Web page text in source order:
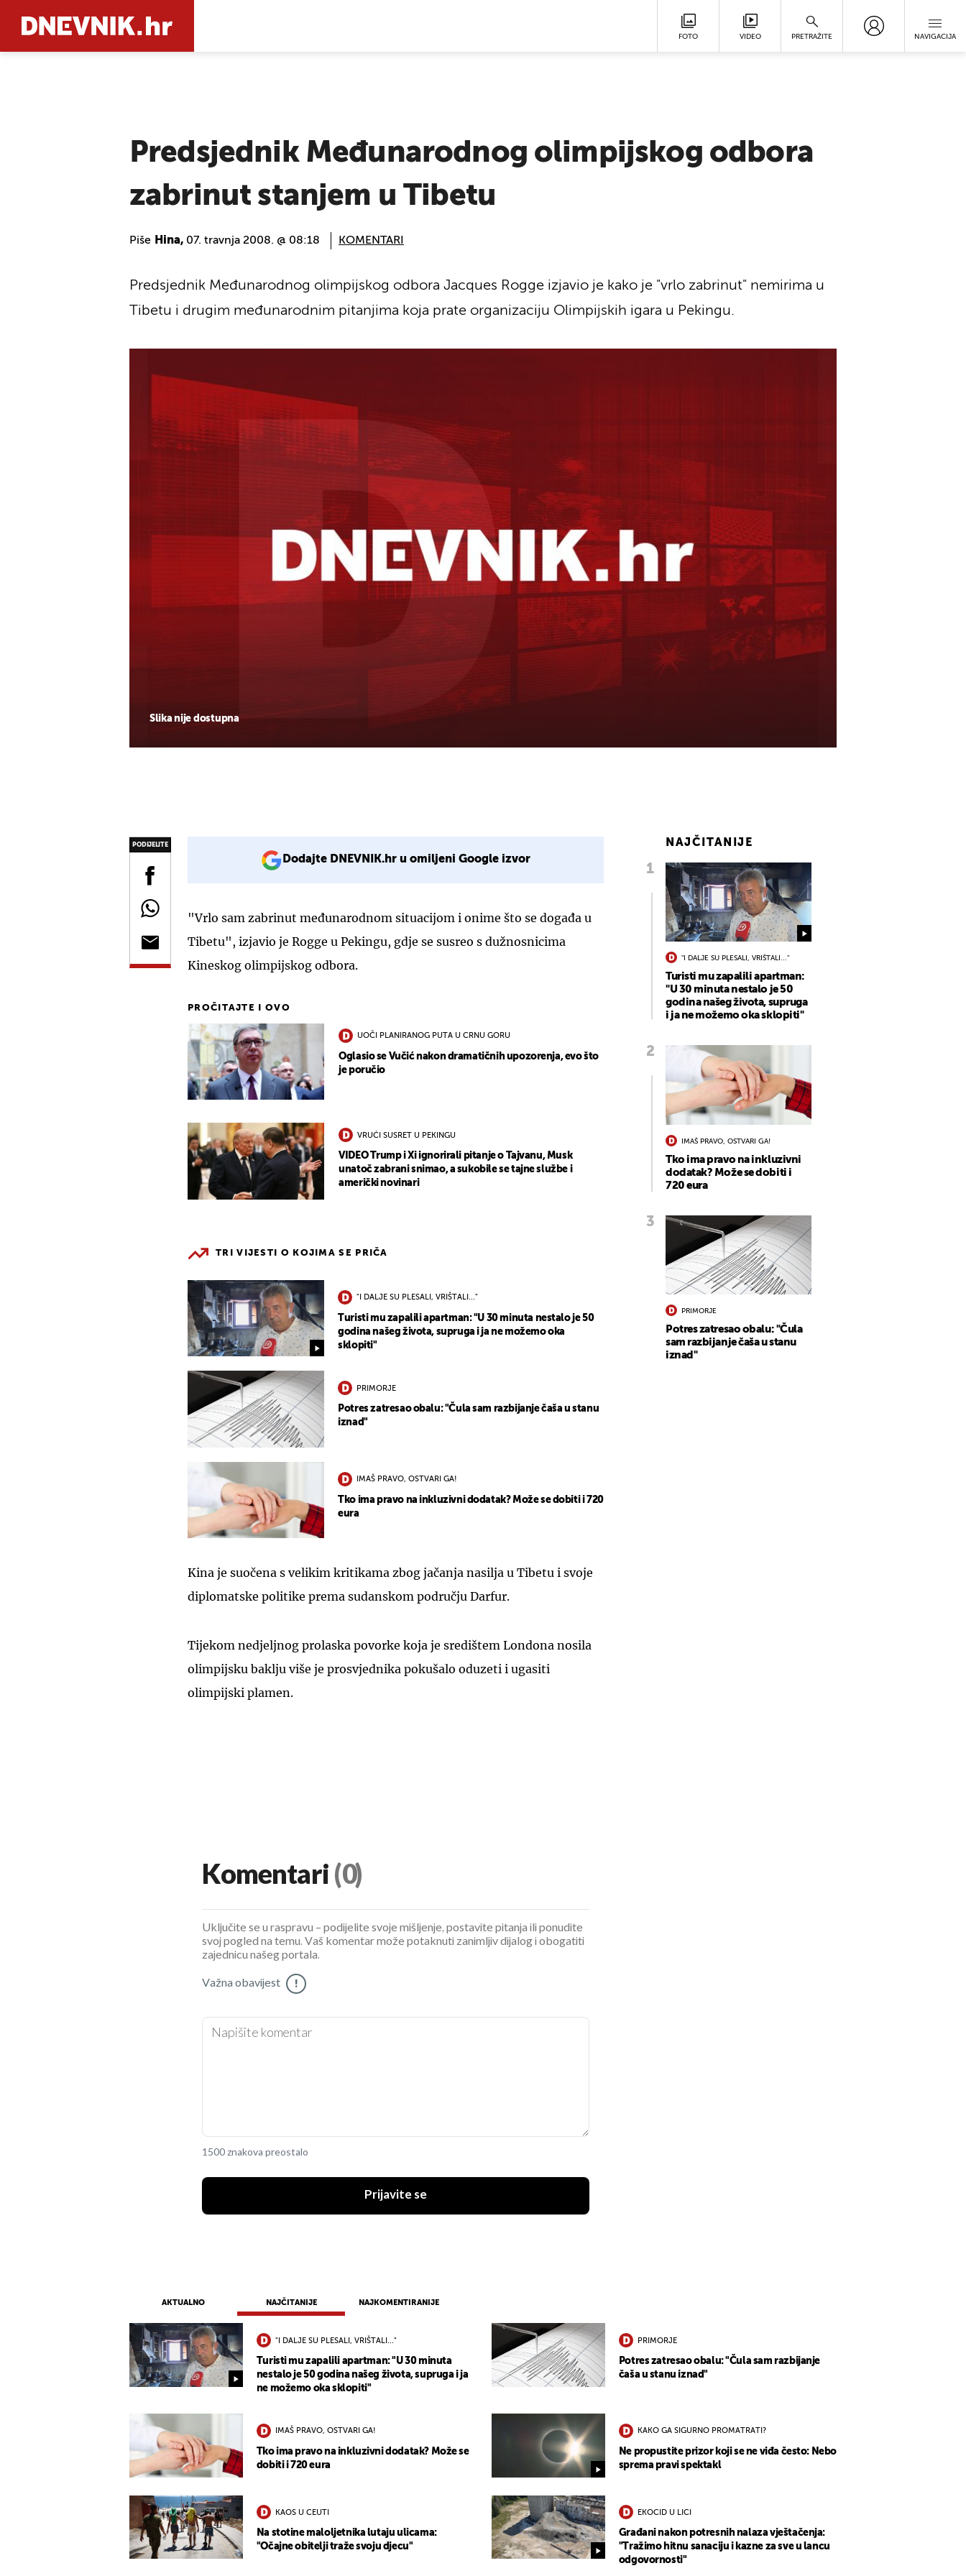
FOTO VIDEO PRETRAŽITE NAVIGACIJA
Predsjednik Međunarodnog olimpijskog odbora
zabrinut stanjem u Tibetu
Piše Hina, 07. travnja 2008. @ 08:18 KOMENTARI
Slika nije dostupna
Predsjednik Međunarodnog olimpijskog odbora Jacques Rogge izjavio je kako je "vrlo zabrinut" nemirima u
Tibetu i drugim međunarodnim pitanjima koja prate organizaciju Olimpijskih igara u Pekingu.
PODIJELITE
Dodajte DNEVNIK.hr u omiljeni Google izvor
"Vrlo sam zabrinut međunarodnom situacijom i onime što se događa u
Tibetu", izjavio je Rogge u Pekingu, gdje se susreo s dužnosnicima
Kineskog olimpijskog odbora.
PROČITAJTE I OVO
UOČI PLANIRANOG PUTA U CRNU GORU
Oglasio se Vučić nakon dramatičnih upozorenja, evo što
je poručio
VRUĆI SUSRET U PEKINGU
VIDEO Trump i Xi ignorirali pitanje o Tajvanu, Musk
unatoč zabrani snimao, a sukobile se tajne službe i
američki novinari
TRI VIJESTI O KOJIMA SE PRIČA
"I DALJE SU PLESALI, VRIŠTALI..."
Turisti mu zapalili apartman: "U 30 minuta nestalo je 50
godina našeg života, supruga i ja ne možemo oka
sklopiti"
PRIMORJE
Potres zatresao obalu: "Čula sam razbijanje čaša u stanu
iznad"
IMAŠ PRAVO, OSTVARI GA!
Tko ima pravo na inkluzivni dodatak? Može se dobiti i 720
eura
Kina je suočena s velikim kritikama zbog jačanja nasilja u Tibetu i svoje
diplomatske politike prema sudanskom području Darfur.
Tijekom nedjeljnog prolaska povorke koja je središtem Londona nosila
olimpijsku baklju više je prosvjednika pokušalo oduzeti i ugasiti
olimpijski plamen.
NAJČITANIJE
"I DALJE SU PLESALI, VRIŠTALI..."
Turisti mu zapalili apartman:
"U 30 minuta nestalo je 50
godina našeg života, supruga
i ja ne možemo oka sklopiti"
IMAŠ PRAVO, OSTVARI GA!
Tko ima pravo na inkluzivni
dodatak? Može se dobiti i
720 eura
PRIMORJE
Potres zatresao obalu: "Čula
sam razbijanje čaša u stanu
iznad"
Komentari (0)
Uključite se u raspravu – podijelite svoje mišljenje, postavite pitanja ili ponudite
svoj pogled na temu. Vaš komentar može potaknuti zanimljiv dijalog i obogatiti
zajednicu našeg portala.
Važna obavijest !
1500 znakova preostalo
Prijavite se
AKTUALNO NAJČITANIJE NAJKOMENTIRANIJE
"I DALJE SU PLESALI, VRIŠTALI..."
Turisti mu zapalili apartman: "U 30 minuta
nestalo je 50 godina našeg života, supruga i ja
ne možemo oka sklopiti"
PRIMORJE
Potres zatresao obalu: "Čula sam razbijanje
čaša u stanu iznad"
IMAŠ PRAVO, OSTVARI GA!
Tko ima pravo na inkluzivni dodatak? Može se
dobiti i 720 eura
KAKO GA SIGURNO PROMATRATI?
Ne propustite prizor koji se ne viđa često: Nebo
sprema pravi spektakl
KAOS U CEUTI
Na stotine maloljetnika lutaju ulicama:
"Očajne obitelji traže svoju djecu"
EKOCID U LICI
Građani nakon potresnih nalaza vještačenja:
"Tražimo hitnu sanaciju i kazne za sve u lancu
odgovornosti"